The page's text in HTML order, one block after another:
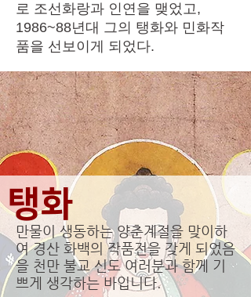
로 조선화랑과 인연을 맺었고,
1986~88년대 그의 탱화와 민화작
품을 선보이게 되었다.
탱화
만물이 생동하는 양춘계절을 맞이하
여 경산 화백의 작품전을 갖게 되었음
을 천만 불교 신도 여러분과 함께 기
쁘게 생각하는 바입니다.